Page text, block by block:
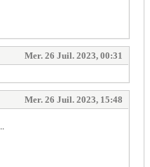
Mer. 26 Juil. 2023, 00:31
Mer. 26 Juil. 2023, 15:48